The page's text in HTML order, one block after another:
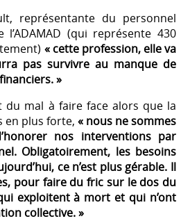
représentante du personnel
l’ADAMAD (qui représente 430
« cette profession, elle va
pas survivre au manque de
»
du mal à faire face alors que la
en plus forte, « nous ne sommes
nos interventions par
Obligatoirement, les besoins
ce n’est plus gérable. Il
pour faire du fric sur le dos du
exploitent à mort et qui n’ont
collective. »